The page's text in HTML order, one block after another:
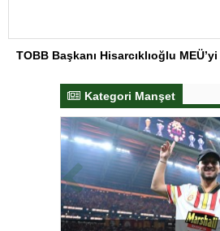
TOBB Başkanı Hisarcıklıoğlu
Kategori Manşet